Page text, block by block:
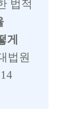
법적
게
법원